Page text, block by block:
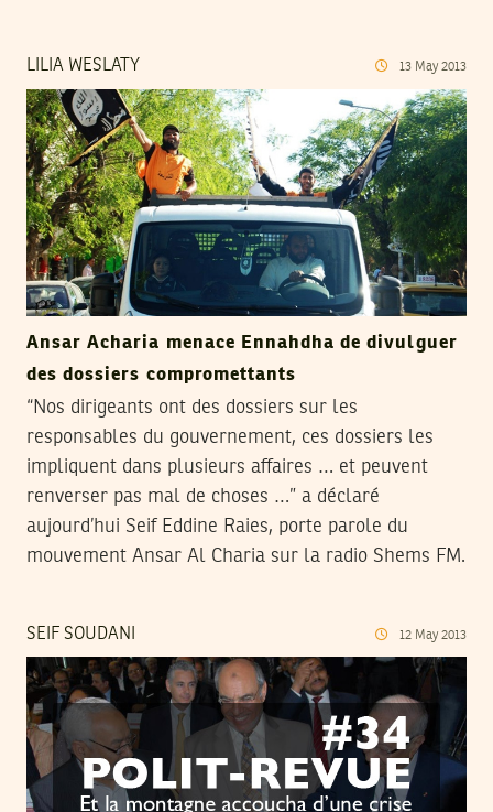
LILIA WESLATY 13 May 2013
Ansar Acharia menace Ennahdha de divulguer
des dossiers compromettants
“Nos dirigeants ont des dossiers sur les
responsables du gouvernement, ces dossiers les
impliquent dans plusieurs affaires … et peuvent
renverser pas mal de choses …” a déclaré
aujourd’hui Seif Eddine Raies, porte parole du
mouvement Ansar Al Charia sur la radio Shems FM.
SEIF SOUDANI 12 May 2013